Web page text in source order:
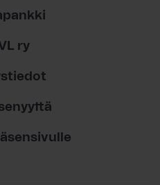
ry